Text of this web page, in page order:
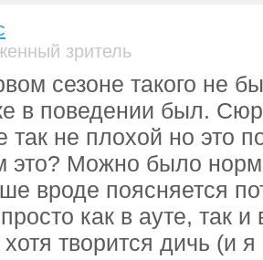
зритель
сезоне такого не
в поведении был.
так не плохой но это
это? Можно было
вроде поясняется
как в ауте, так и
творится дичь (и